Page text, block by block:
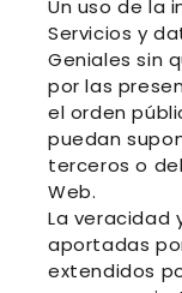
Un uso de la
Servicios y
Geniales sin
por las
el orden
puedan
terceros o
Web.
La veracidad
aportadas
extendidos